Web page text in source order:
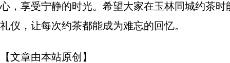
心，享受宁静的时光。希望大家在玉林同城约茶
礼仪，让每次约茶都能成为难忘的回忆。
【文章由本站原创】